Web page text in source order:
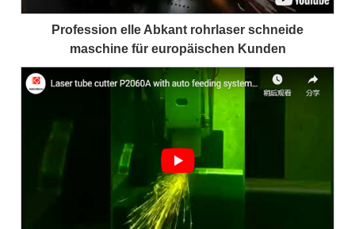
Profession elle Abkant rohrlaser schneide
maschine für europäischen Kunden